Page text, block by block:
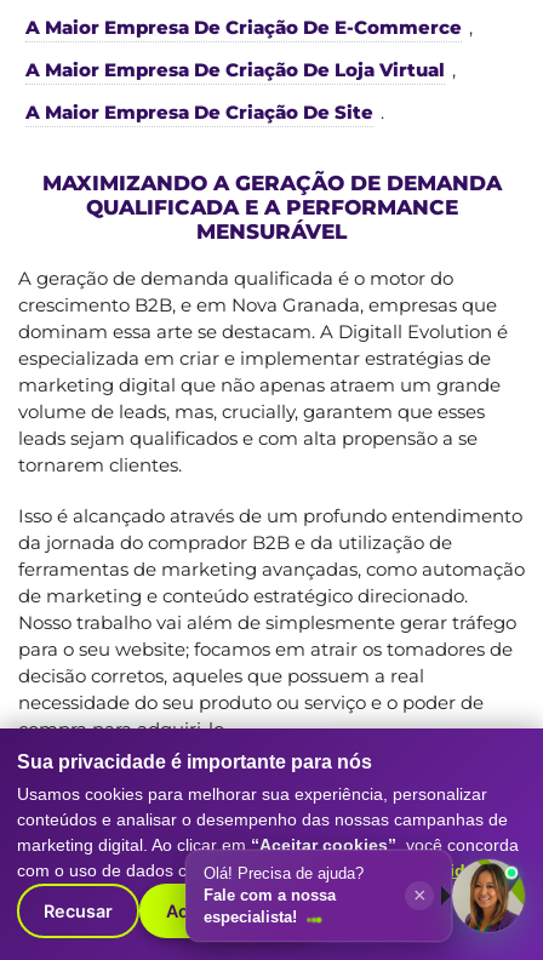
A Maior Empresa De Criação De E-Commerce ,
A Maior Empresa De Criação De Loja Virtual ,
A Maior Empresa De Criação De Site .
MAXIMIZANDO A GERAÇÃO DE DEMANDA
QUALIFICADA E A PERFORMANCE
MENSURÁVEL
A geração de demanda qualificada é o motor do
crescimento B2B, e em Nova Granada, empresas que
dominam essa arte se destacam. A Digitall Evolution é
especializada em criar e implementar estratégias de
marketing digital que não apenas atraem um grande
volume de leads, mas, crucially, garantem que esses
leads sejam qualificados e com alta propensão a se
tornarem clientes.
Isso é alcançado através de um profundo entendimento
da jornada do comprador B2B e da utilização de
ferramentas de marketing avançadas, como automação
de marketing e conteúdo estratégico direcionado.
Nosso trabalho vai além de simplesmente gerar tráfego
para o seu website; focamos em atrair os tomadores de
decisão corretos, aqueles que possuem a real
necessidade do seu produto ou serviço e o poder de
compra para adquiri-lo.
A análise de dados é o coração de nossas operações,
permitindo-nos monitorar a performance de cada
campanha em tempo real, identificar o que está
funcionando melhor e otimizar continuamente para
obter o máximo retorno sobre o investimento.
Em Nova Granada, as empresas que investem em uma
Sua privacidade é importante para nós
Usamos cookies para melhorar sua experiência, personalizar
conteúdos e analisar o desempenho das nossas campanhas de
marketing digital. Ao clicar em “Aceitar cookies” , você concorda
com o uso de dados conforme nossaPolítica de Privacidade.
Recusar Aceitar cookies
Olá! Precisa de ajuda?
Fale com a nossa
especialista!
×